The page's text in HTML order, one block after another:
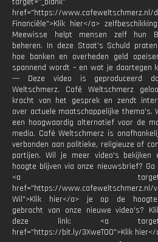
href="https://www.cafeweltschmerz.nl/
Financiële">Klik hier</a>
Meewisse helpt mensen zelf hun
beheren. In deze Staat's Schuld
hoe banken en overheden geld
spannend wordt – en wat je daartegen
--- Deze video is geproduceerd
Weltschmerz. Café Weltschmerz
kracht van het gesprek en zendt
over actuele maatschappelijke thema's.
een hoogwaardig alternatief voor de
media. Café Weltschmerz is
verbonden aan politieke, religieuze of
partijen. Wil je meer video's bekijken
hoogte blijven via onze nieuwsbrief? Ga
<a
href="https://www.cafeweltschmerz.nl/
Wil">Klik hier</a> je op de
gebracht van onze nieuwe video's?
deze link: <a
href="https://bit.ly/3XweTO0">Klik hier</